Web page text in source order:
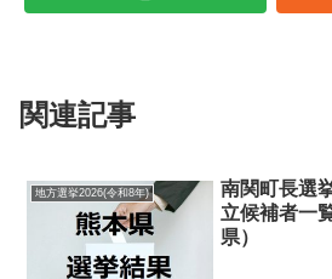
関連記事
地方選挙2026(令和8年)
南関町長選
立候補者一
県）